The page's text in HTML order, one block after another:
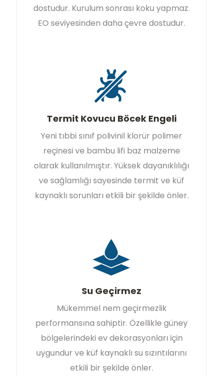
dostudur. Kurulum sonrası koku yapmaz.
EO seviyesinden daha çevre dostudur.
Termit Kovucu Böcek Engeli
Yeni tıbbi sınıf polivinil klorür polimer
reçinesi ve bambu lifi baz malzeme
olarak kullanılmıştır. Yüksek dayanıklılığı
ve sağlamlığı sayesinde termit ve küf
kaynaklı sorunları etkili bir şekilde önler.
Su Geçirmez
Mükemmel nem geçirmezlik
performansına sahiptir. Özellikle güney
bölgelerindeki ev dekorasyonları için
uygundur ve küf kaynaklı su sızıntılarını
etkili bir şekilde önler.